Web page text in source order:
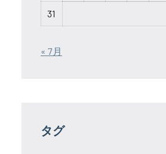
31
« 7月
タグ